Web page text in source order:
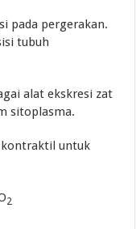
pada pergerakan.
tubuh
alat ekskresi zat
sitoplasma.
kontraktil untuk
2